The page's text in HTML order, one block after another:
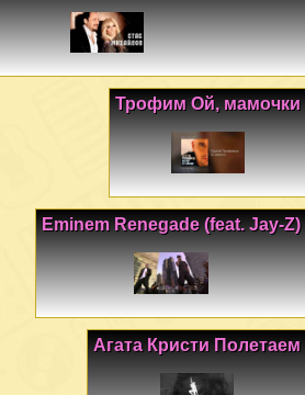
Трофим Ой, мамочки
Eminem Renegade (feat. Jay-Z)
Агата Кристи Полетаем